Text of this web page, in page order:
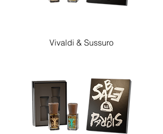
Vivaldi & Sussuro